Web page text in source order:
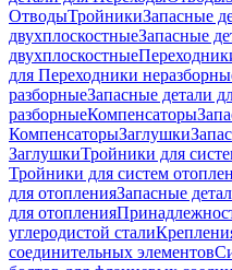
ОтводыТройникиЗапасные
двухплоскостныеЗапасные
двухплоскостные
для Переходники
разборныеЗапасные детали
разборныеКомпенсаторы
КомпенсаторыЗаглушки
ЗаглушкиТройники для
Тройники для систем
для отопленияЗапасные
для отопления
углеродистой стали
соединительных элементов